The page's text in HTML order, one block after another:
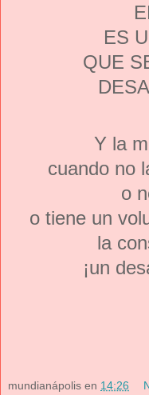
ES
QUE
Y la
cuando no
o
o tiene un
la
¡un
mundianápolis en 14:26